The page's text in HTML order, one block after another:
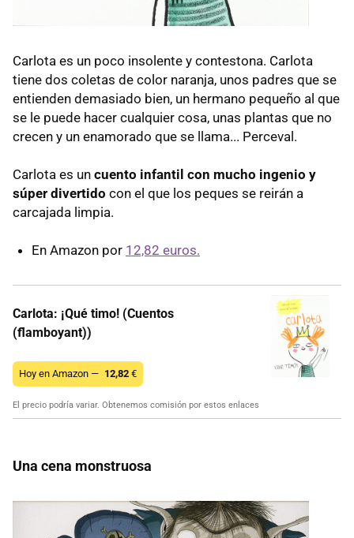
Carlota es un poco insolente y contestona. Carlota
tiene dos coletas de color naranja, unos padres que se
entienden demasiado bien, un hermano pequeño al que
se le puede hacer cualquier cosa, unas plantas que no
crecen y un enamorado que se llama... Perceval.
Carlota es un cuento infantil con mucho ingenio y
súper divertido con el que los peques se reirán a
carcajada limpia.
En Amazon por 12,82 euros.
Carlota: ¡Qué timo! (Cuentos
(flamboyant))
Hoy en Amazon — 12,82 €
El precio podría variar. Obtenemos comisión por estos enlaces
Una cena monstruosa